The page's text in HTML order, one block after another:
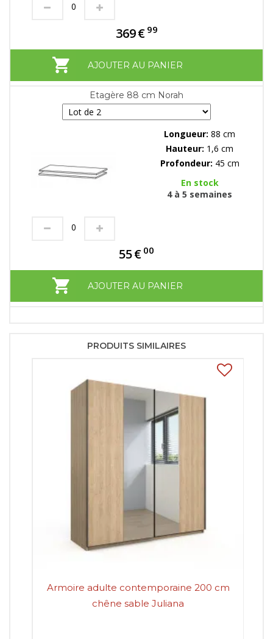
369€ 99
AJOUTER AU PANIER
Etagère 88 cm Norah
Longueur: 88 cm
Hauteur: 1,6 cm
Profondeur: 45 cm
En stock
4 à 5 semaines
55€ 00
AJOUTER AU PANIER
PRODUITS SIMILAIRES
Armoire adulte contemporaine 200 cm
chêne sable Juliana